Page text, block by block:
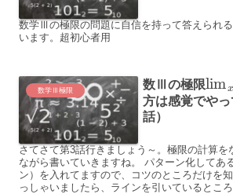
数学Ⅲの極限の問題に自信を持って答えられ
います。超初心者用
数学Ⅲ極限 数Ⅲの極限limx
方は感覚でや
話）
さてさて第3話行きましょう～。極限の計算を
ながら書いていきますね。 パターン化してあ
ン）を入れてますので、コツのところだけを
っしゃいましたら、ラインを引いているところ